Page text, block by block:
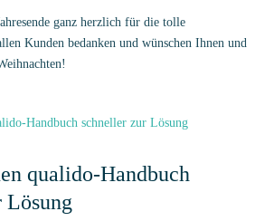
ganz herzlich für die tolle
Kunden bedanken und wünschen Ihnen und
qualido-Handbuch
Lösung